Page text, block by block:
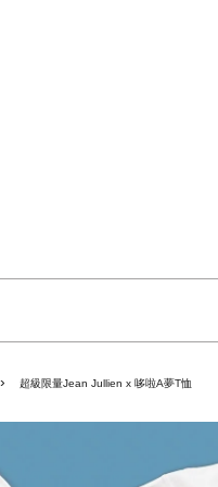
› 超級限量Jean Jullien x 哆啦A夢T恤